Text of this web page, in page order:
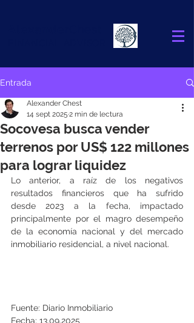
Entrada
Socovesa busca vender
terrenos por US$ 122 millones
para lograr liquidez
Alexander Chest
14 sept 2025 2 min de lectura
Lo anterior, a raíz de los negativos
resultados financieros que ha sufrido
desde 2023 a la fecha, impactado
principalmente por el magro desempeño
de la economía nacional y del mercado
inmobiliario residencial, a nivel nacional.
Fuente: Diario Inmobiliario
Fecha: 13.09.2025